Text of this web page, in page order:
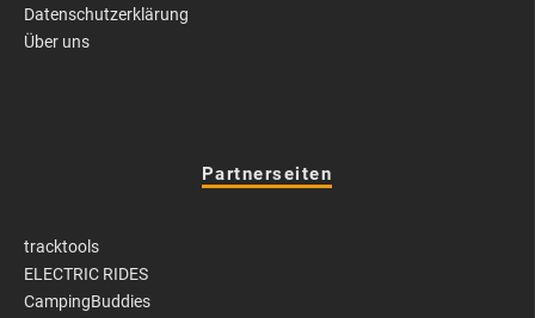
Datenschutzerklärung
Über uns
Partnerseiten
tracktools
ELECTRIC RIDES
CampingBuddies